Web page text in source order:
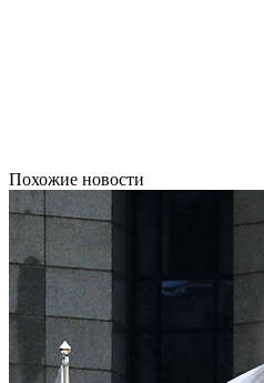
Похожие новости